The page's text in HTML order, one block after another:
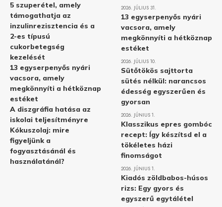
5 szuperétel, amely
támogathatja az
inzulinrezisztencia és a
2-es típusú
cukorbetegség
kezelését
13 egyserpenyős nyári
vacsora, amely
megkönnyíti a hétköznap
estéket
A diszgráfia hatása az
iskolai teljesítményre
Kókuszolaj: mire
figyeljünk a
fogyasztásánál és
használatánál?
2026. JÚLIUS 31.
13 egyserpenyős nyári
vacsora, amely
megkönnyíti a hétköznap
estéket
2026. JÚLIUS 10.
Sütőtökös sajttorta
sütés nélkül: narancsos
édesség egyszerűen és
gyorsan
2026. JÚNIUS 1.
Klasszikus epres gombóc
recept: Így készítsd el a
tökéletes házi
finomságot
2026. JÚNIUS 1.
Kiadós zöldbabos-húsos
rizs: Egy gyors és
egyszerű egytálétel